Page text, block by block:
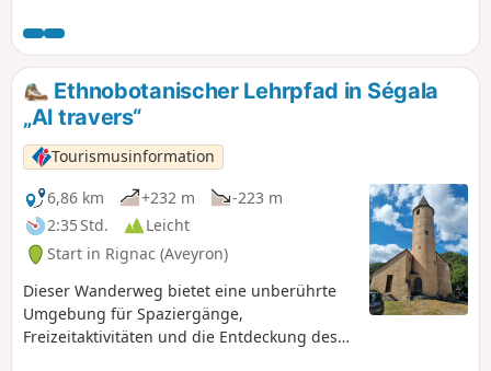
eine der wichtigsten Sehenswürdigkeiten des
Aveyron ist.
Ethnobotanischer Lehrpfad in Ségala
„Al travers“
Tourismusinformation
6,86 km
+232 m
-223 m
2:35 Std.
Leicht
Start in Rignac (Aveyron)
Dieser Wanderweg bietet eine unberührte
Umgebung für Spaziergänge,
Freizeitaktivitäten und die Entdeckung des